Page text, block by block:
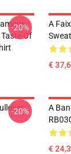
Of
-20%
A
€
-20%
A
€